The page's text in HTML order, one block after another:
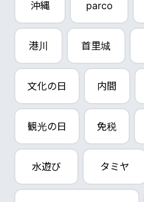
沖縄 parco
港川 首里城
文化の日 内間
観光の日 免税
水遊び タミヤ